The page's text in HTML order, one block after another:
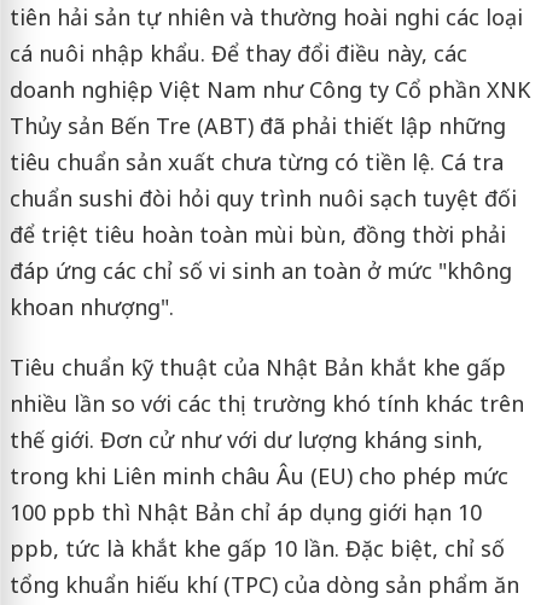
tiên hải sản tự nhiên và thường hoài nghi các loại
cá nuôi nhập khẩu. Để thay đổi điều này, các
doanh nghiệp Việt Nam như Công ty Cổ phần XNK
Thủy sản Bến Tre (ABT) đã phải thiết lập những
tiêu chuẩn sản xuất chưa từng có tiền lệ. Cá tra
chuẩn sushi đòi hỏi quy trình nuôi sạch tuyệt đối
để triệt tiêu hoàn toàn mùi bùn, đồng thời phải
đáp ứng các chỉ số vi sinh an toàn ở mức "không
khoan nhượng".
Tiêu chuẩn kỹ thuật của Nhật Bản khắt khe gấp
nhiều lần so với các thị trường khó tính khác trên
thế giới. Đơn cử như với dư lượng kháng sinh,
trong khi Liên minh châu Âu (EU) cho phép mức
100 ppb thì Nhật Bản chỉ áp dụng giới hạn 10
ppb, tức là khắt khe gấp 10 lần. Đặc biệt, chỉ số
tổng khuẩn hiếu khí (TPC) của dòng sản phẩm ăn